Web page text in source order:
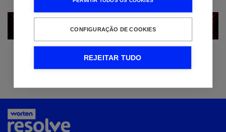
CONFIGURAÇÃO DE COOKIES
REJEITAR TUDO